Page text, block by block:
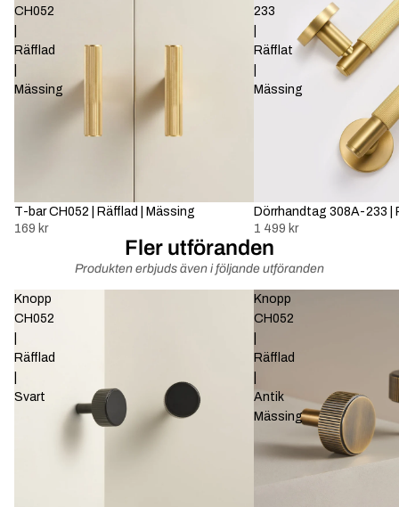
CH052
Räfflad
Mässing
T-bar CH052 | Räfflad | Mässing
169 kr
233
Räfflat
Mässing
Dörrhandtag 308A-233 |
1 499 kr
Fler utföranden
Produkten erbjuds även i följande utföranden
Knopp
CH052
Räfflad
Svart
Knopp
CH052
Räfflad
Antik
Mässing